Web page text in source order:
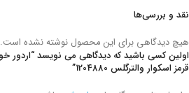
نقد و بررسی‌ها
هیچ دیدگاهی برای این محصول نوشته نشده است.
قرمز اسکوار والترگلس 1204880”